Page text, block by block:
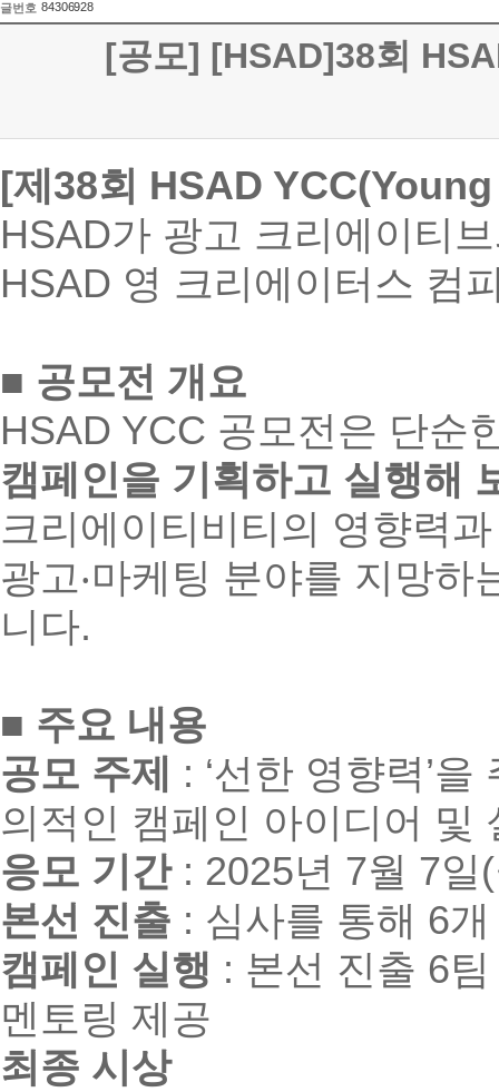
글번호 84306928
[공모] [HSAD]38회
[제38회 HSAD
HSAD가 광고 크리에이티
HSAD 영 크리에이터스 컴
■ 공모전 개요
HSAD YCC 공모전은 단순
캠페인을 기획하고 실행해
크리에이티비티의 영향력
광고‧마케팅 분야를 지망
니다.
■ 주요 내용
공모 주제
: ‘선한 영향력’
의적인 캠페인 아이디어 및
응모 기간: 2025년 7월 7일
본선 진출 : 심사를 통해 6
캠페인 실행 : 본선 진출 6
멘토링 제공
최종 시상